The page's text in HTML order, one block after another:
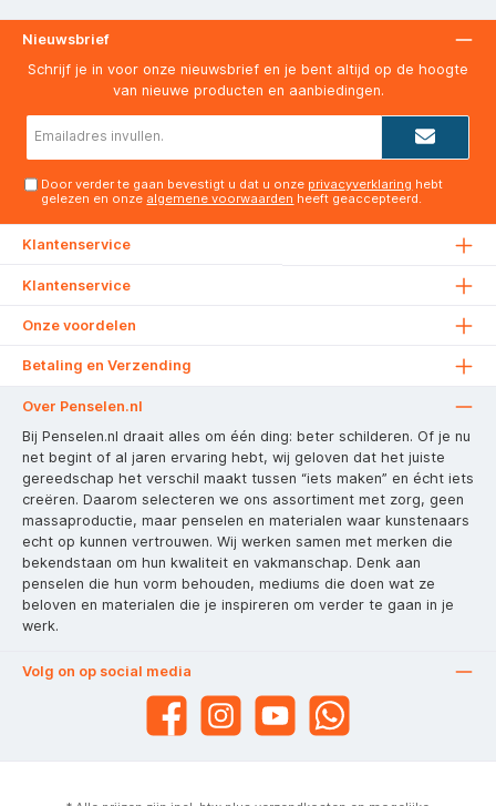
Nieuwsbrief
Schrijf je in voor onze nieuwsbrief en je bent altijd op de hoogte
van nieuwe producten en aanbiedingen.
Door verder te gaan bevestigt u dat u onze privacyverklaring hebt
gelezen en onze algemene voorwaarden heeft geaccepteerd.
Klantenservice
Klantenservice
Onze voordelen
Betaling en Verzending
Over Penselen.nl
Bij Penselen.nl draait alles om één ding: beter schilderen. Of je nu
net begint of al jaren ervaring hebt, wij geloven dat het juiste
gereedschap het verschil maakt tussen “iets maken” en écht iets
creëren. Daarom selecteren we ons assortiment met zorg, geen
massaproductie, maar penselen en materialen waar kunstenaars
echt op kunnen vertrouwen. Wij werken samen met merken die
bekendstaan om hun kwaliteit en vakmanschap. Denk aan
penselen die hun vorm behouden, mediums die doen wat ze
beloven en materialen die je inspireren om verder te gaan in je
werk.
Volg on op social media